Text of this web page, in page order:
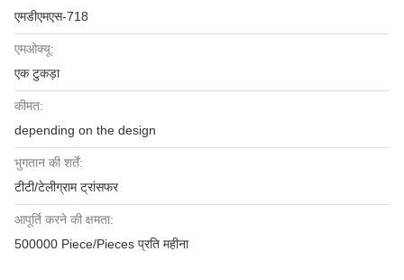
एमडीएमएस-718
एमओक्यू:
एक टुकड़ा
कीमत:
depending on the design
भुगतान की शर्तें:
टीटी/टेलीग्राम ट्रांसफर
आपूर्ति करने की क्षमता:
500000 Piece/Pieces प्रति महीना